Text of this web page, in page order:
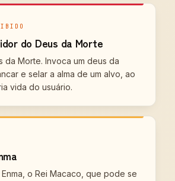
do Deus da Morte
da Morte. Invoca um deus da
e selar a alma de um alvo, ao
vida do usuário.
o Rei Macaco, que pode se